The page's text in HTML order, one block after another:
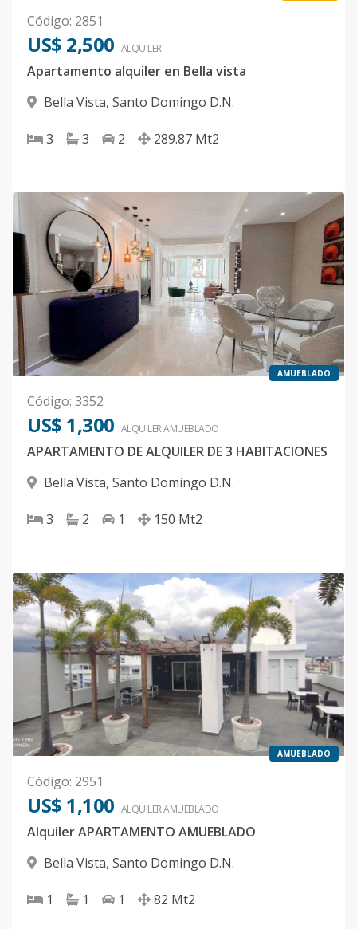
Código: 2851
US$ 2,500 ALQUILER
Apartamento alquiler en Bella vista
Bella Vista, Santo Domingo D.N.
3 3 2 289.87 Mt2
AMUEBLADO
Código: 3352
US$ 1,300 ALQUILERAMUEBLADO
APARTAMENTO DE ALQUILER DE 3 HABITACIONES
Bella Vista, Santo Domingo D.N.
3 2 1 150 Mt2
AMUEBLADO
Código: 2951
US$ 1,100 ALQUILERAMUEBLADO
Alquiler APARTAMENTO AMUEBLADO
Bella Vista, Santo Domingo D.N.
1 1 1 82 Mt2